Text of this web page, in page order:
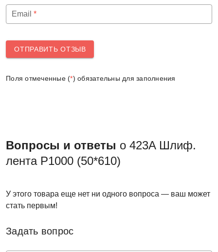
Email *
ОТПРАВИТЬ ОТЗЫВ
Поля отмеченные (*) обязательны для заполнения
Вопросы и ответы о 423A Шлиф.
лента P1000 (50*610)
Задать вопрос
У этого товара еще нет ни одного вопроса — ваш может
стать первым!